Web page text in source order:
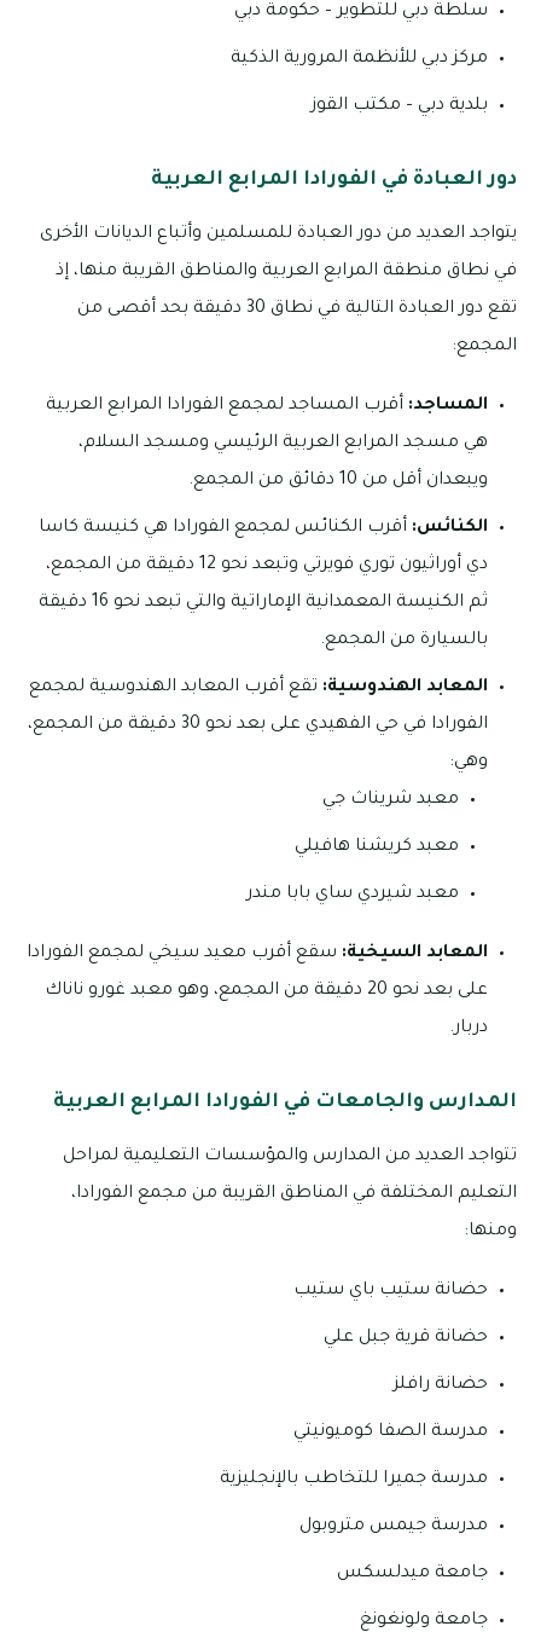
سلطة دبي للتطوير – حكومة دبي
مركز دبي للأنظمة المرورية الذكية
بلدية دبي – مكتب القوز
دور العبادة في الفورادا المرابع العربية
يتواجد العديد من دور العبادة للمسلمين وأتباع الديانات الأخرى
في نطاق منطقة المرابع العربية والمناطق القريبة منها، إذ
تقع دور العبادة التالية في نطاق 30 دقيقة بحد أقصى من
المجمع:
المساجد: أقرب المساجد لمجمع الفورادا المرابع العربية
هي مسجد المرابع العربية الرئيسي ومسجد السلام،
ويبعدان أقل من 10 دقائق من المجمع.
الكنائس: أقرب الكنائس لمجمع الفورادا هي كنيسة كاسا
دي أوراثيون توري فويرتي وتبعد نحو 12 دقيقة من المجمع،
ثم الكنيسة المعمدانية الإماراتية والتي تبعد نحو 16 دقيقة
بالسيارة من المجمع.
المعابد الهندوسية: تقع أقرب المعابد الهندوسية لمجمع
الفورادا في حي الفهيدي على بعد نحو 30 دقيقة من المجمع،
وهي:
معبد شريناث جي
معبد كريشنا هافيلي
معبد شيردي ساي بابا مندر
المعابد السيخية: سقع أقرب معيد سيخي لمجمع الفورادا
على بعد نحو 20 دقيقة من المجمع، وهو معبد غورو ناناك
دربار.
المدارس والجامعات في الفورادا المرابع العربية
تتواجد العديد من المدارس والمؤسسات التعليمية لمراحل
التعليم المختلفة في المناطق القريبة من مجمع الفورادا،
ومنها:
حضانة ستيب باي ستيب
حضانة قرية جبل علي
حضانة رافلز
مدرسة الصفا كوميونيتي
مدرسة جميرا للتخاطب بالإنجليزية
مدرسة جيمس متروبول
جامعة ميدلسكس
جامعة ولونغونغ